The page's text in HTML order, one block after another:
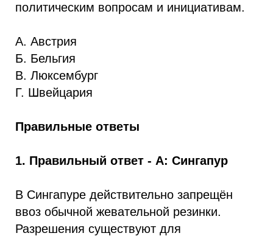
политическим вопросам и инициативам.
А. Австрия
Б. Бельгия
В. Люксембург
Г. Швейцария
Правильные ответы
1. Правильный ответ - А: Сингапур
В Сингапуре действительно запрещён
ввоз обычной жевательной резинки.
Разрешения существуют для